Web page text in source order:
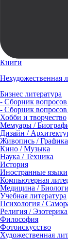
Книги
Нехудожественная
Бизнес литература
- Сборник
- Сборник
Хобби и творчество
Мемуары /
Дизайн /
Живопись / Графика
Кино / Музыка
Наука / Техника
История
Иностранные языки
Компьютерная
Медицина /
Учебная литература
Психология /
Религия / Эзотерика
Философия
Фотоискусство
Художественная